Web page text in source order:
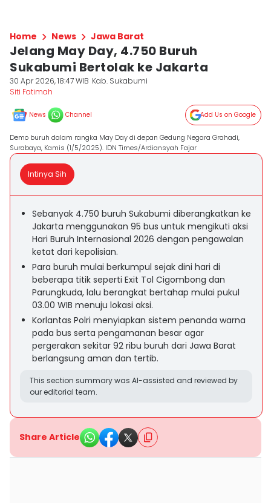
Home News Jawa Barat
Jelang May Day, 4.750 Buruh
Sukabumi Bertolak ke Jakarta
30 Apr 2026, 18:47 WIB Kab. Sukabumi
Siti Fatimah
News Channel Add Us on Google
Demo buruh dalam rangka May Day di depan Gedung Negara Grahadi,
Surabaya, Kamis (1/5/2025). IDN Times/Ardiansyah Fajar
Intinya Sih
Sebanyak 4.750 buruh Sukabumi diberangkatkan ke
Jakarta menggunakan 95 bus untuk mengikuti aksi
Hari Buruh Internasional 2026 dengan pengawalan
ketat dari kepolisian.
Para buruh mulai berkumpul sejak dini hari di
beberapa titik seperti Exit Tol Cigombong dan
Parungkuda, lalu berangkat bertahap mulai pukul
03.00 WIB menuju lokasi aksi.
Korlantas Polri menyiapkan sistem penanda warna
pada bus serta pengamanan besar agar
pergerakan sekitar 92 ribu buruh dari Jawa Barat
berlangsung aman dan tertib.
This section summary was AI-assisted and reviewed by
our editorial team.
Share Article